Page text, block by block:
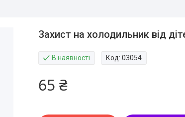
Захист на холодильник від
В наявності Код:03054
65 ₴